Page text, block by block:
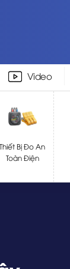
Video
Thiết Bị Đo An
Toàn Điện